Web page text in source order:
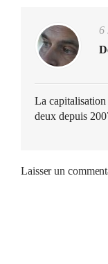
6
La capitalisation
deux depuis
Laisser un